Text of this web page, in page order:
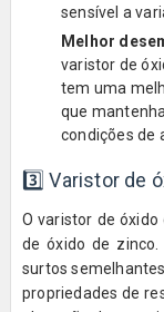
sensível a
Melhor
varistor de
tem uma
que
condições de
3️⃣ Varistor de
O varistor de
de óxido de
surtos
propriedades de